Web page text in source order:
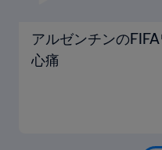
アルゼンチンの
心痛